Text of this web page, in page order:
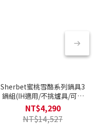
Sherbet蜜桃雪酪系列鍋具3
鍋組(IH適用/不挑爐具/可直
火)
NT$4,290
NT$14,527